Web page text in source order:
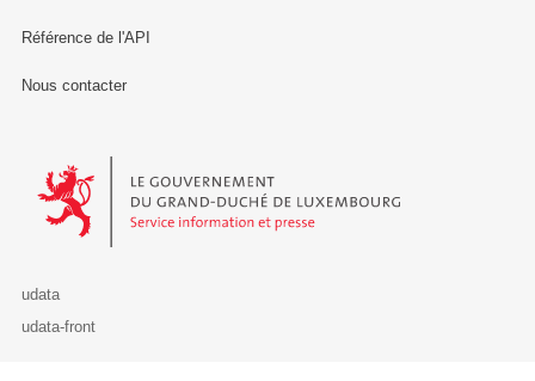
Référence de l'API
Nous contacter
Le Gouvernement du Grand-Duché de Luxembourg - Service
udata
udata-front